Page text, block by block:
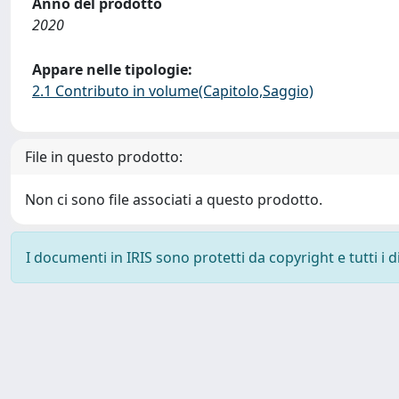
2020
Appare nelle tipologie:
2.1 Contributo in volume(Capitolo,Saggio)
File in questo prodotto:
Non ci sono file associati a questo prodotto.
I documenti in IRIS sono protetti da copyright e tutti i